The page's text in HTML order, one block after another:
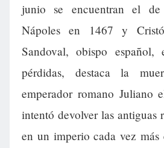
junio se encuentran el
Nápoles en 1467 y
Sandoval, obispo
pérdidas, destaca la
emperador romano Juliano
intentó devolver las antiguas
en un imperio cada vez